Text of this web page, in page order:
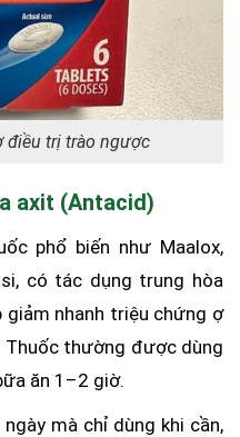
điều trị trào ngược
axit (Antacid)
phổ biến như Maalox,
có tác dụng trung hòa
nhanh triệu chứng ợ
Thuốc thường được dùng
ăn 1–2 giờ.
mà chỉ dùng khi cần,